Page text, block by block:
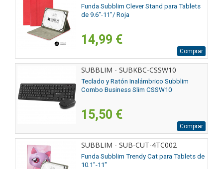
Funda Subblim Clever Stand para Tablets
de 9.6"-11"/ Roja
14,99 €
Comprar
SUBBLIM - SUBKBC-CSSW10
Teclado y Ratón Inalámbrico Subblim
Combo Business Slim CSSW10
15,50 €
Comprar
SUBBLIM - SUB-CUT-4TC002
Funda Subblim Trendy Cat para Tablets de
10.1"-11"